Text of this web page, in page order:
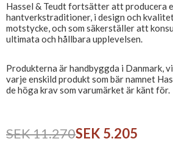
Hassel & Teudt fortsätter att producera
hantverkstraditioner, i design och
motstycke, och som säkerställer att
ultimata och hållbara upplevelsen.
Produkterna är handbyggda i Danmark,
varje enskild produkt som bär namnet
de höga krav som varumärket är känt för.
SEK 11.270SEK 5.205